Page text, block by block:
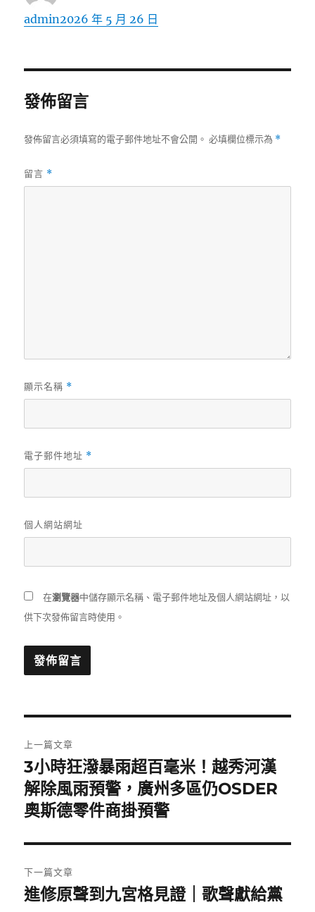
作
admin
發
2026 年 5 月 26 日
發佈留言
發佈留言必須填寫的電子郵件地址不會公開。 必填欄位標示為 *
留言 *
顯示名稱 *
電子郵件地址 *
個人網站網址
在瀏覽器中儲存顯示名稱、電子郵件地址及個人網站網址，以
供下次發佈留言時使用。
章
導
覽
上一篇文章
上
一
篇
章:
3小時狂潑暴雨超百毫米！越秀河漢
解除風雨預警，廣州多區仍OSDER
奧斯德零件商掛預警
下一篇文章
下
進修原聲到九宮格見證｜歌聲獻給黨